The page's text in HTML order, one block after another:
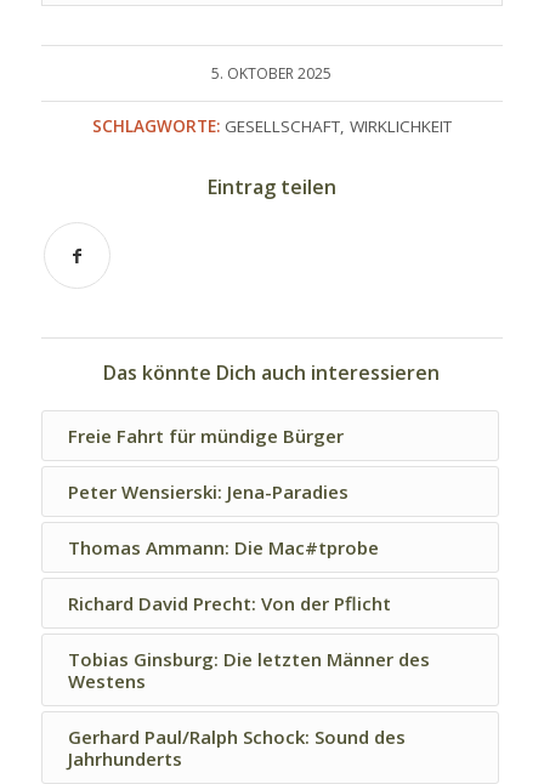
5. OKTOBER 2025
SCHLAGWORTE: GESELLSCHAFT, WIRKLICHKEIT
Eintrag teilen
Das könnte Dich auch interessieren
Freie Fahrt für mündige Bürger
Peter Wensierski: Jena-Paradies
Thomas Ammann: Die Mac#tprobe
Richard David Precht: Von der Pflicht
Tobias Ginsburg: Die letzten Männer des
Westens
Gerhard Paul/Ralph Schock: Sound des
Jahrhunderts